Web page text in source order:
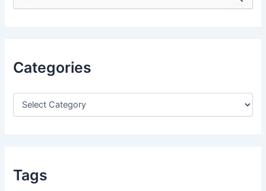
e
f
r
Categories
Tags